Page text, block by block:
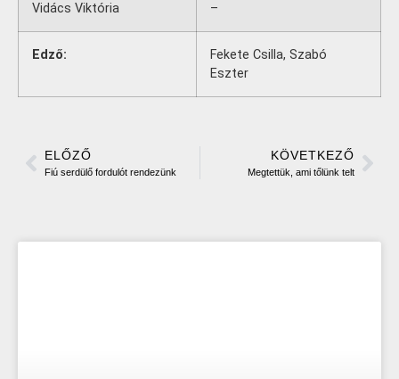
Vidács Viktória –
Edző:
Fekete Csilla, Szabó
Eszter
ELŐZŐ
Fiú serdülő fordulót rendezünk
KÖVETKEZŐ
Megtettük, ami tőlünk telt